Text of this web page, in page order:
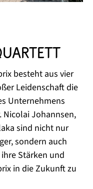
besteht aus vier
Leidenschaft die
Unternehmens
Nicolai Johannsen,
sind nicht nur
sondern auch
Stärken und
in die Zukunft zu